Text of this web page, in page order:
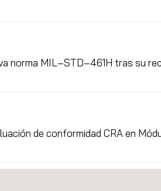
norma MIL‑STD‑461H tras su
de conformidad CRA en